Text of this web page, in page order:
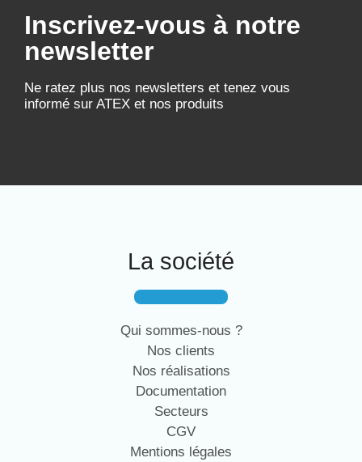
Inscrivez-vous à notre
newsletter
Ne ratez plus nos newsletters et tenez vous
informé sur ATEX et nos produits
La société
Qui sommes-nous ?
Nos clients
Nos réalisations
Documentation
Secteurs
CGV
Mentions légales